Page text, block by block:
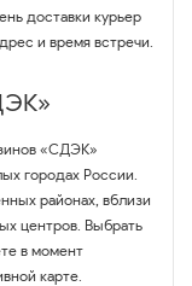
доставки курьер
и время встречи.
«СДЭК»
городах России.
районах, вблизи
центров. Выбрать
в момент
карте.